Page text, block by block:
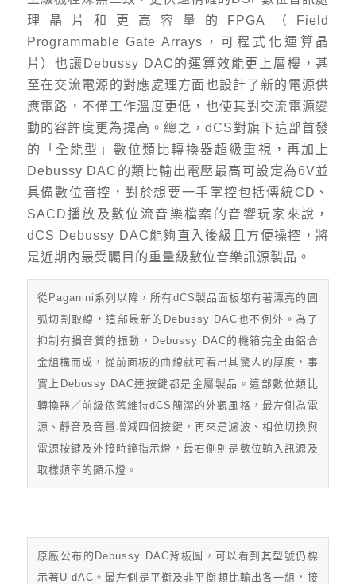
理晶片和更高容量的FPGA（Field
Programmable Gate Arrays，可程式化運算晶
片）也讓Debussy DAC的運算效能更上層樓，甚
至在交流電源的對應處理方面也設計了新的電源供
應電路，不僅工作溫度更低，也使其對交流電源變
動的容許度更為提高。總之，dCS對旗下這部首發
的「全能型」數位類比轉換器超級重視，再加上
Debussy DAC的類比輸出電壓最高可設定為6V並
具備數位音控，對於想要一手掌控包括傳統CD、
SACD播放及數位流音樂檔案的音響玩家來說，
dCS Debussy DAC能夠直入後級且方便操控，將
是近期內最受矚目的重量級數位音樂訊源製品。
從Paganini系列以降，所有dCS製品面板都有著漂亮的圓
弧切割取線，這部最新的Debussy DAC也不例外。為了
抑制有損音質的振動，Debussy DAC的機箱完全由鋁合
金組構而成，從前面板的曲線就可看出其驚人的厚度，事
實上Debussy DAC連按鍵都是金屬製品。這部數位類比
轉換器／前級依舊維持dCS簡潔的外觀風格，最左側為電
源、靜音及音量增減四個按鍵，再來是濾波、相位切換與
電源按鍵及外接時鐘指示燈，最右側則是數位輸入訊源及
取樣頻率的顯示燈。
原廠公布的Debussy DAC背板圖，可以看到其型號仍標
示著U-dAC。最左側是平衡及非平衡類比輸出各一組，接